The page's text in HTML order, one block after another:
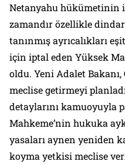
Netanyahu hükümetinin
zamandır özellikle
tanınmış ayrıcalıkları
için iptal eden Yüksek
oldu. Yeni Adalet
meclise getirmeyi
detaylarını kamuoyuyla
Mahkeme’nin hukuka
yasaları aynen yeniden
koyma yetkisi meclise